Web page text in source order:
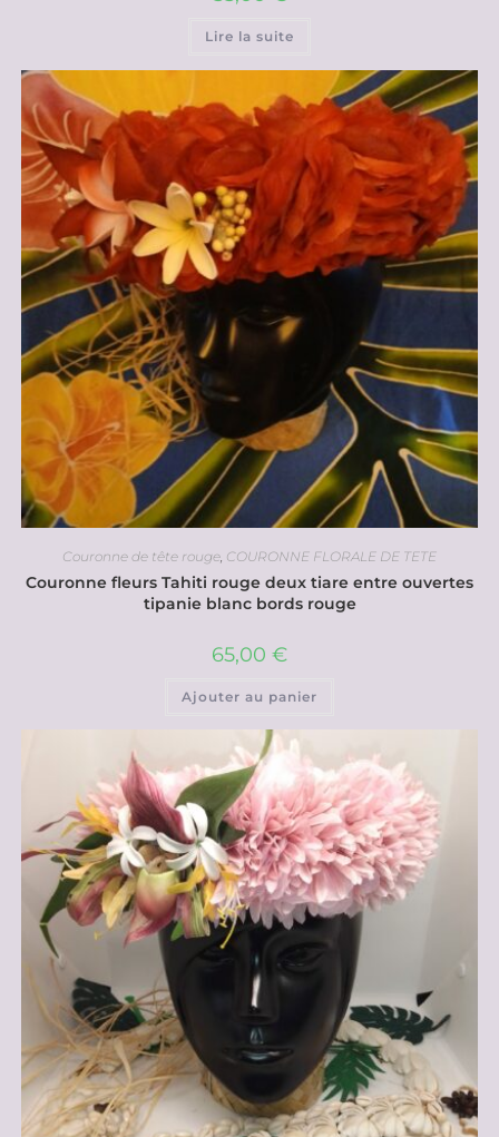
Lire la suite
Couronne de tête rouge COURONNE FLORALE DE TETE
Couronne fleurs Tahiti rouge deux tiare entre ouvertes
tipanie blanc bords rouge
65,00 €
Ajouter au panier